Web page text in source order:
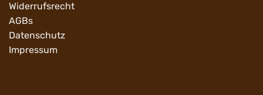
Widerrufsrecht
AGBs
Datenschutz
Impressum